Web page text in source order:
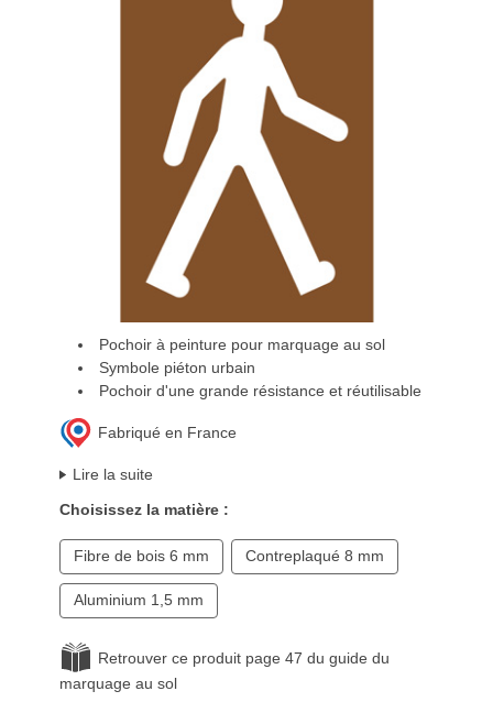
Pochoir à peinture pour marquage au sol
Symbole piéton urbain
Pochoir d'une grande résistance et réutilisable
Fabriqué en France
Lire la suite
Choisissez la matière :
Fibre de bois 6 mm Contreplaqué 8 mm
Aluminium 1,5 mm
Retrouver ce produit page 47 du guide du
marquage au sol